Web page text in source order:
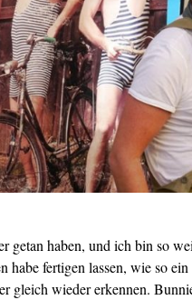
getan haben, und ich bin so
habe fertigen lassen, wie so
gleich wieder erkennen.